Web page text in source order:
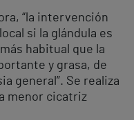
“la intervención
si la glándula es
habitual que la
y grasa, de
general”. Se realiza
menor cicatriz